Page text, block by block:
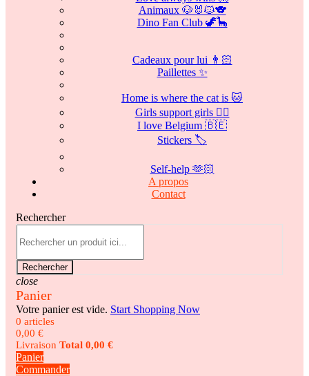
Animaux 🐶🐰🐱🐨
Dino Fan Club 🦖🦕
Cadeaux pour lui 👨🏻
Paillettes ✨
Home is where the cat is 🐱
Girls support girls 👯‍♀️
I love Belgium 🇧🇪
Stickers 🏷️
Self-help 🫶🏻
A propos
Contact
Rechercher
Rechercher
close
Panier
Votre panier est vide. Start Shopping Now
0 articles
0,00 €
Livraison Total 0,00 €
Panier
Commander